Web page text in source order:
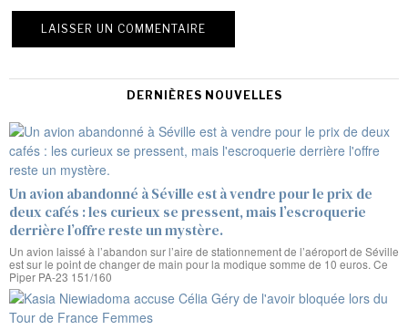
DERNIÈRES NOUVELLES
Un avion abandonné à Séville est à vendre pour le prix de
deux cafés : les curieux se pressent, mais l’escroquerie
derrière l’offre reste un mystère.
Un avion laissé à l’abandon sur l’aire de stationnement de l’aéroport de Séville
est sur le point de changer de main pour la modique somme de 10 euros. Ce
Piper PA-23 151/160